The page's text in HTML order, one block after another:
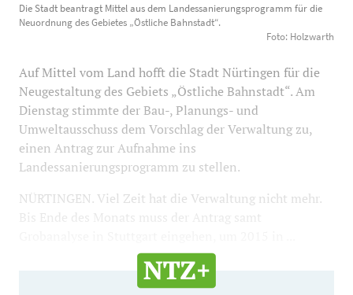
Landessanierungsprogramm für die Neuordnung des
Gebietes „Östliche Bahnstadt“. Foto: Holzwarth 700
Die Stadt beantragt Mittel aus dem Landessanierungsprogramm für die
Neuordnung des Gebietes „Östliche Bahnstadt“.
Foto: Holzwarth
Auf Mittel vom Land hofft die Stadt Nürtingen für die
Neugestaltung des Gebiets „Östliche Bahnstadt“. Am
Dienstag stimmte der Bau-, Planungs- und
Umweltausschuss dem Vorschlag der Verwaltung zu,
einen Antrag zur Aufnahme ins
Landessanierungsprogramm zu stellen.
NÜRTINGEN. Viel Zeit hat die Verwaltung nicht mehr.
Bis Ende des Monats muss der Antrag samt